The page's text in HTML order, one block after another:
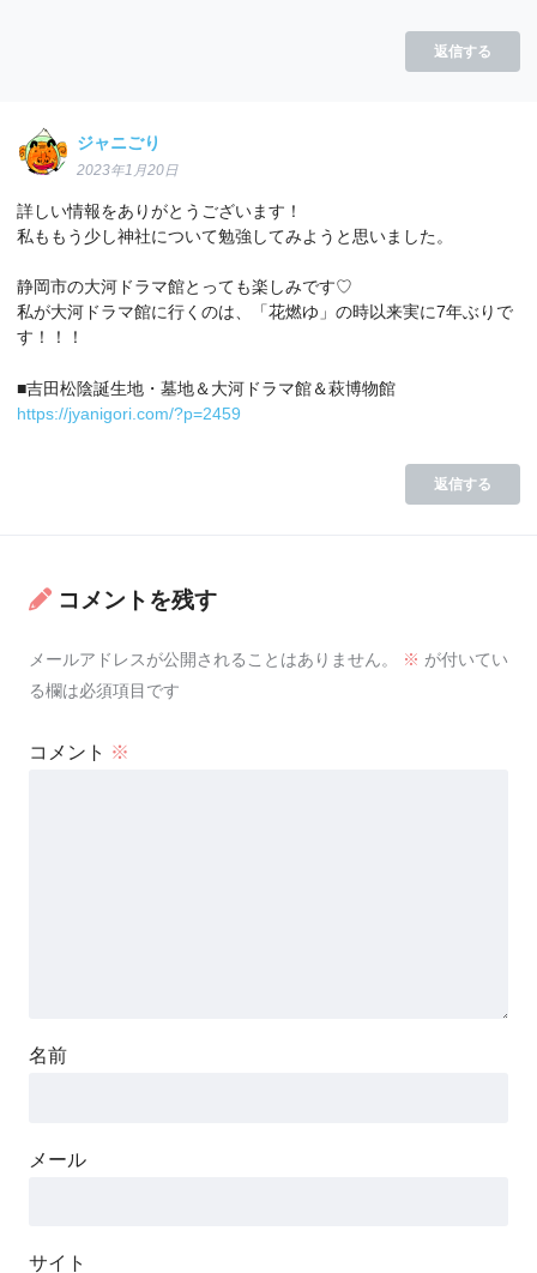
返信する
ジャニごり
2023年1月20日
詳しい情報をありがとうございます！
私ももう少し神社について勉強してみようと思いました。
静岡市の大河ドラマ館とっても楽しみです♡
私が大河ドラマ館に行くのは、「花燃ゆ」の時以来実に7年ぶりで
す！！！
■吉田松陰誕生地・墓地＆大河ドラマ館＆萩博物館
https://jyanigori.com/?p=2459
返信する
コメントを残す
メールアドレスが公開されることはありません。 ※ が付いてい
る欄は必須項目です
コメント ※
名前
メール
サイト